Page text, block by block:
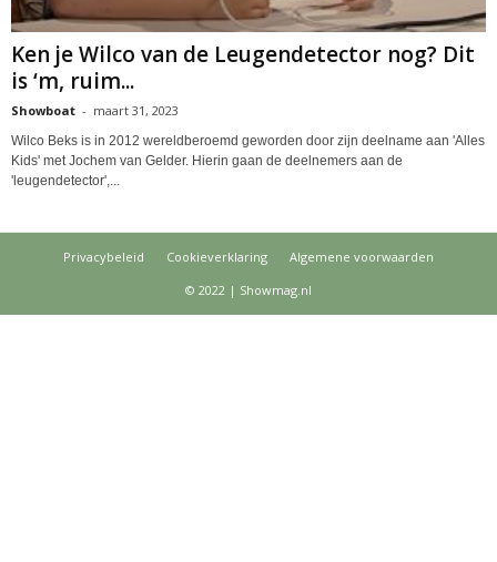
Ken je Wilco van de Leugendetector nog? Dit
is ‘m, ruim...
Showboat - maart 31, 2023
Wilco Beks is in 2012 wereldberoemd geworden door zijn deelname aan 'Alles
Kids' met Jochem van Gelder. Hierin gaan de deelnemers aan de
'leugendetector',...
Privacybeleid Cookieverklaring
Algemene voorwaarden
© 2022 | Showmag.nl